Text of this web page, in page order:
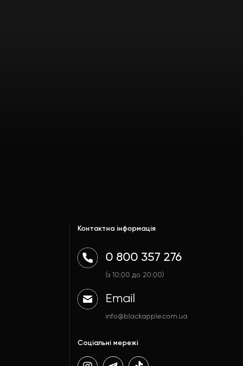
Контактна інформація
0 800 357 276
(з 10:00 до 20:00)
Email
info@blackapple.com.ua
Соціальні мережі